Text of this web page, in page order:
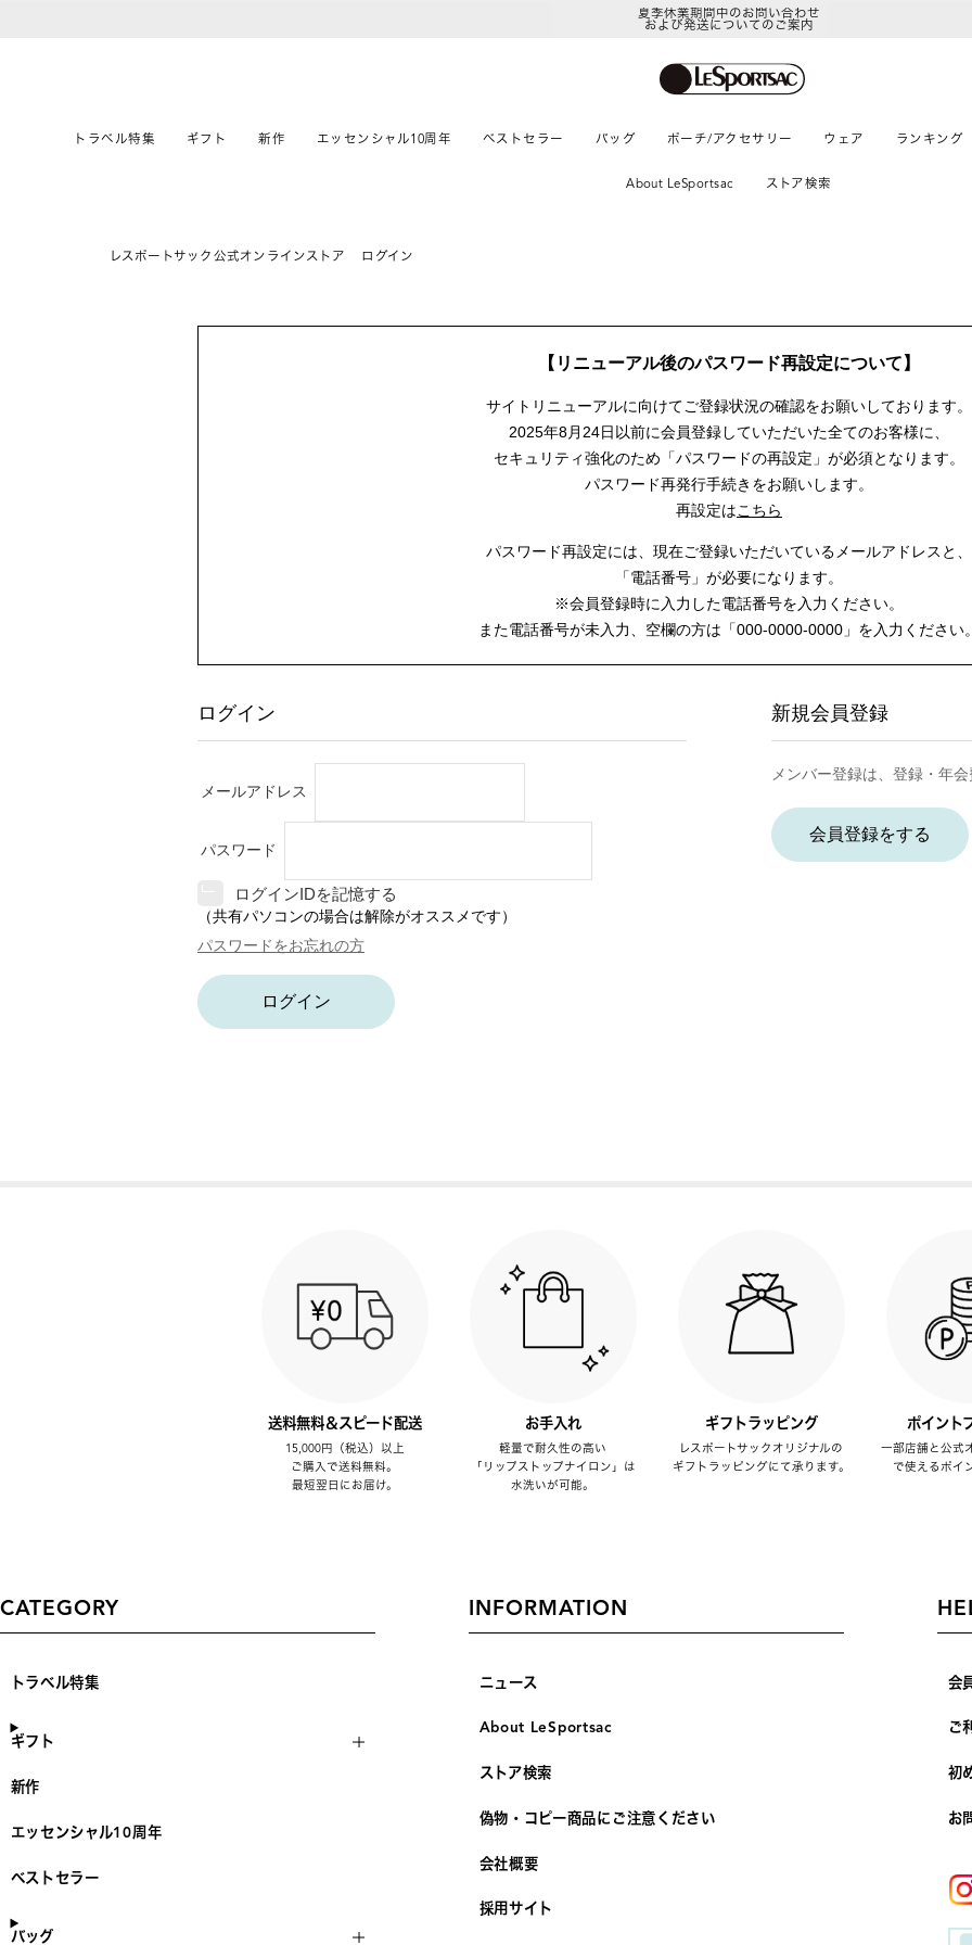
夏季休業期間中のお問い合わせ
および発送についてのご案内
トラベル特集 ギフト 新作 エッセンシャル10周年 ベストセラー バッグ ポーチ/アクセサリー ウェア ランキング
About LeSportsac ストア検索
レスポートサック公式オンラインストア ログイン
【リニューアル後のパスワード再設定について】
サイトリニューアルに向けてご登録状況の確認をお願いしております。
2025年8月24日以前に会員登録していただいた全てのお客様に、
セキュリティ強化のため「パスワードの再設定」が必須となります。
パスワード再発行手続きをお願いします。
再設定はこちら
パスワード再設定には、 現在ご登録いただいているメールアドレスと、
「電話番号」が必要になります。
※会員登録時に入力した電話番号を入力ください。
また電話番号が未入力、空欄の方は 「000-0000-0000」を入力ください。
ログイン
メールアドレス
パスワード
ログインIDを記憶する
（共有パソコンの場合は解除がオススメです）
パスワードをお忘れの方
ログイン
新規会員登録
メンバー登録は、登録・年会
会員登録をする
送料無料＆スピード配送
15,000円（税込）以上
ご購入で送料無料。
最短翌日にお届け。
お手入れ
軽量で耐久性の高い
「リップストップナイロン」は
水洗いが可能。
ギフトラッピング
レスポートサックオリジナルの
ギフトラッピングにて承ります。
ポイント
一部店舗と公式
で使えるポイ
CATEGORY
トラベル特集
ギフト
新作
エッセンシャル10周年
ベストセラー
バッグ
INFORMATION
ニュース
About LeSportsac
ストア検索
偽物・コピー商品にご注意ください
会社概要
採用サイト
会
ご
初
お